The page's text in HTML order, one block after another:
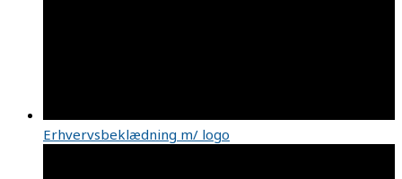
Erhvervsbeklædning m/ logo